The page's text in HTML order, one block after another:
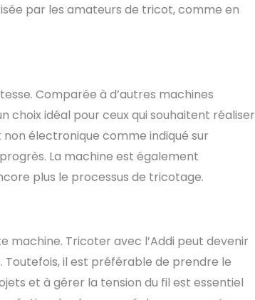
par les amateurs de tricot, comme en
Comparée à d’autres machines
choix idéal pour ceux qui souhaitent réaliser
électronique comme indiqué sur
La machine est également
plus le processus de tricotage.
machine. Tricoter avec l’Addi peut devenir
il est préférable de prendre le
et à gérer la tension du fil est essentiel